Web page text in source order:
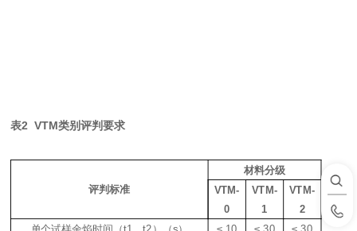
表2 VTM类别评判要求
评判标准
材料分级
VTM-
0
VTM-
1
VTM-
2
单个试样余焰时间（t1 、t2 ）（s） ≤ 10 ≤ 30 ≤ 30
（